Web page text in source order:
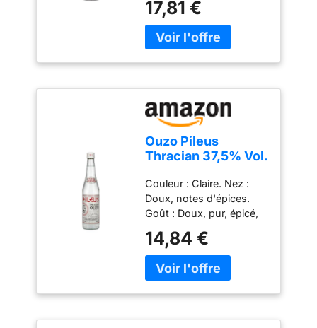
le goût aromatiques
exquis Fabriqué à partir
d'une sélection
qualité
17,81 €
Ouzo Pileus
Thracian 37,5% Vol.
Couleur : Claire. Nez :
Doux, notes d'épices.
Goût : Doux, pur, épicé,
persistante. Idéal comme
digestif bien frais.
(automated translation)
14,84 €